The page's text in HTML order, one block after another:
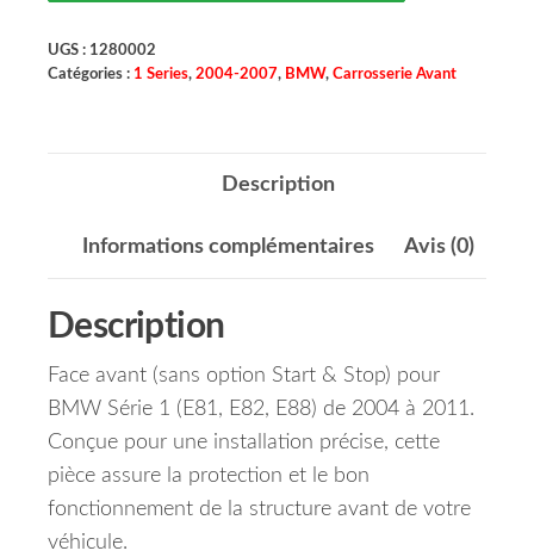
UGS : 1280002
Catégories : 1 Series, 2004-2007, BMW, Carrosserie Avant
Description
Informations complémentaires Avis (0)
Description
Face avant (sans option Start & Stop) pour
BMW Série 1 (E81, E82, E88) de 2004 à 2011.
Conçue pour une installation précise, cette
pièce assure la protection et le bon
fonctionnement de la structure avant de votre
véhicule.